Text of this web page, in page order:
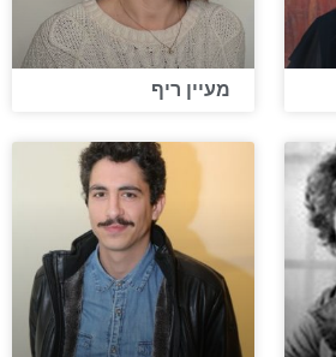
מעיין ריף